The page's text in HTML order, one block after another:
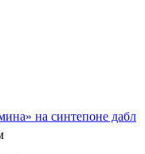
на синтепоне дабл